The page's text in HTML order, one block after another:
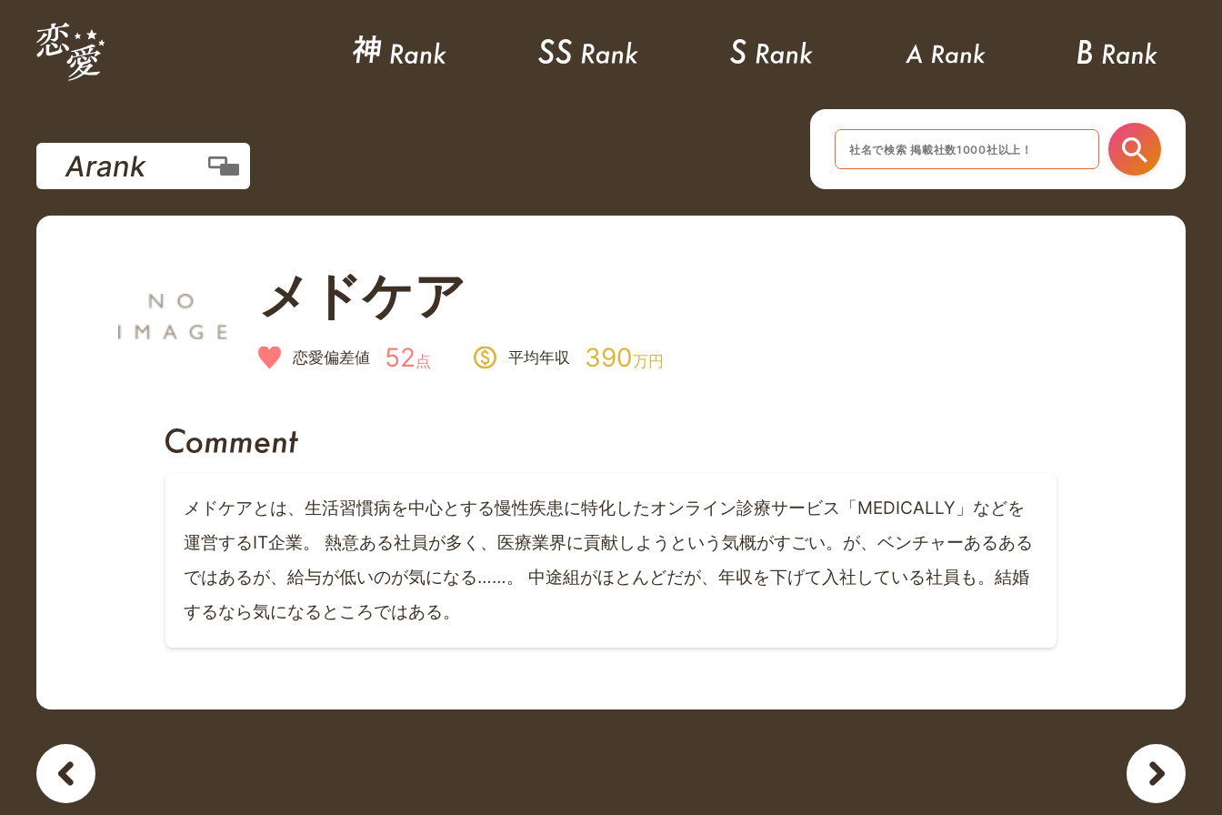
メドケア
恋愛偏差値 52 点 平均年収 390万円
Arank
メドケアとは、生活習慣病を中心とする慢性疾患に特化したオンライン診療サービス「MEDICALLY」などを
運営するIT企業。 熱意ある社員が多く、医療業界に貢献しようという気概がすごい。が、ベンチャーあるある
ではあるが、給与が低いのが気になる……。 中途組がほとんどだが、年収を下げて入社している社員も。結婚
するなら気になるところではある。